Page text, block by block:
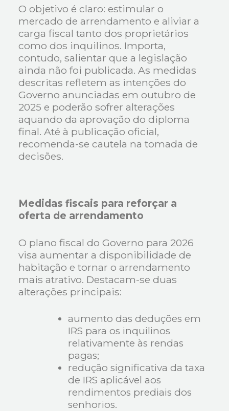
O objetivo é claro: estimular o
mercado de arrendamento e aliviar a
carga fiscal tanto dos proprietários
como dos inquilinos. Importa,
contudo, salientar que a legislação
ainda não foi publicada. As medidas
descritas refletem as intenções do
Governo anunciadas em outubro de
2025 e poderão sofrer alterações
aquando da aprovação do diploma
final. Até à publicação oficial,
recomenda-se cautela na tomada de
decisões.
Medidas fiscais para reforçar a
oferta de arrendamento
O plano fiscal do Governo para 2026
visa aumentar a disponibilidade de
habitação e tornar o arrendamento
mais atrativo. Destacam-se duas
alterações principais:
aumento das deduções em
IRS para os inquilinos
relativamente às rendas
pagas;
redução significativa da taxa
de IRS aplicável aos
rendimentos prediais dos
senhorios.